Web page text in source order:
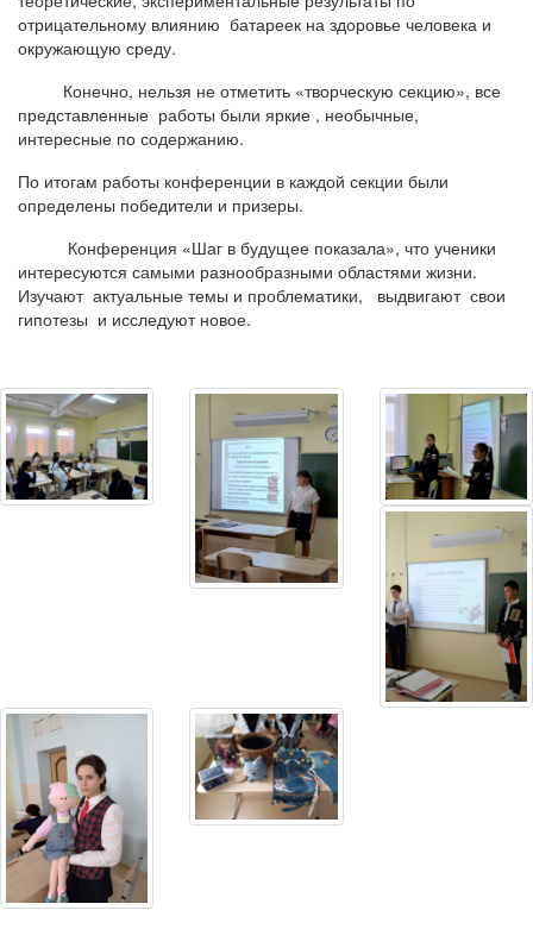
отрицательному влиянию батареек на здоровье человека и
окружающую среду.
Конечно, нельзя не отметить «творческую секцию», все
представленные работы были яркие , необычные,
интересные по содержанию.
По итогам работы конференции в каждой секции были
определены победители и призеры.
Конференция «Шаг в будущее показала», что ученики
интересуются самыми разнообразными областями жизни.
Изучают актуальные темы и проблематики, выдвигают свои
гипотезы и исследуют новое.